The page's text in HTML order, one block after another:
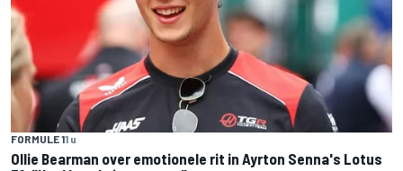
FORMULE 11 u
Ollie Bearman over emotionele rit in Ayrton Senna's Lotus